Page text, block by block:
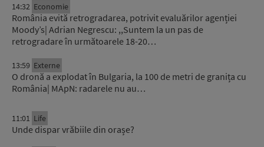
14:32 Economie
România evită retrogradarea, potrivit evaluărilor agenției
Moody’s| Adrian Negrescu: ,,Suntem la un pas de
retrogradare în următoarele 18-20…
13:59 Externe
O dronă a explodat în Bulgaria, la 100 de metri de granița cu
România| MApN: radarele nu au…
11:01 Life
Unde dispar vrăbiile din orașe?